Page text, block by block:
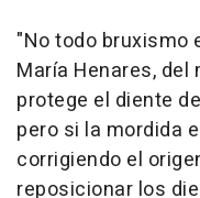
"No todo bruxismo
María Henares,
protege el diente
pero si la mordida
corrigiendo el
reposicionar los